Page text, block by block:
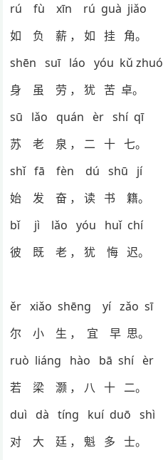
rú fù xīn rú guà jiǎo
如 负 薪 ， 如 挂 角。
shēn suī láo yóu kǔ zhuó
身 虽 劳 ， 犹 苦 卓。
sū lǎo quán èr shí qī
苏 老 泉 ， 二 十 七。
shǐ fā fèn dú shū jí
始 发 奋 ， 读 书 籍。
bǐ jì lǎo yóu huǐ chí
彼 既 老 ， 犹 悔 迟。
ěr xiǎo shēng yí zǎo sī
尔 小 生 ， 宜 早 思。
ruò liáng hào bā shí èr
若 梁 灏 ， 八 十 二。
duì dà tíng kuí duō shì
对 大 廷 ， 魁 多 士。